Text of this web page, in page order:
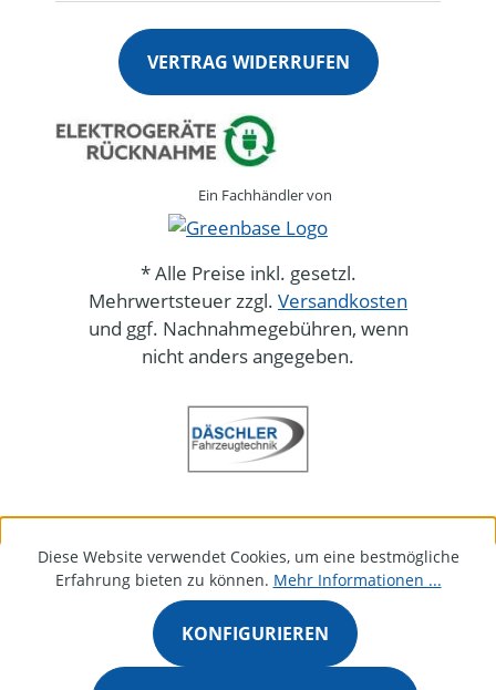
VERTRAG WIDERRUFEN
Ein Fachhändler von
* Alle Preise inkl. gesetzl.
Mehrwertsteuer zzgl. Versandkosten
und ggf. Nachnahmegebühren, wenn
nicht anders angegeben.
Diese Website verwendet Cookies, um eine bestmögliche
Erfahrung bieten zu können. Mehr Informationen ...
KONFIGURIEREN